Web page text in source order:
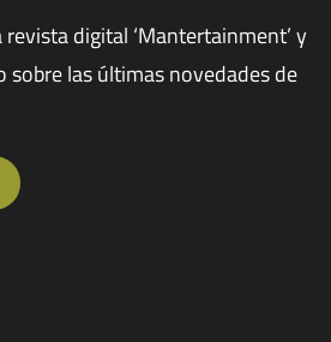
digital ‘Mantertainment’ y
las últimas novedades de